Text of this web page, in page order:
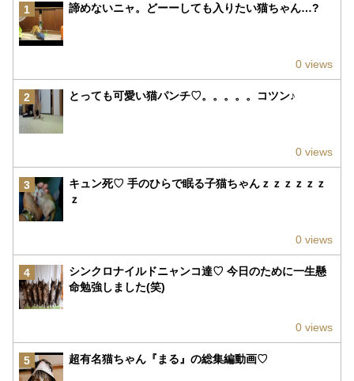
1 諦めないニャ。どーーしても入りたい猫ちゃん…?
0 views
2 とっても可愛い猫パンチ♡。。。。。コツン♪
0 views
3
キュン死♡ 手のひらで眠る子猫ちゃんｚｚｚｚｚｚ
ｚ
0 views
4
シンクロナイルドニャンコ達♡ 今日のために一生懸
命勉強しました(笑)
0 views
5 超有名猫ちゃん『まる』の総集編動画♡